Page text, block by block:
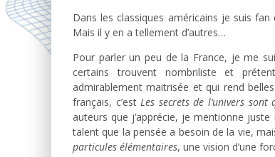
Dans les classiques américains je suis fan
Mais il y en a tellement d’autres…
Pour parler un peu de la France, je me
certains trouvent nombriliste et
admirablement maitrisée et qui rend
français, c’estLes secrets de l’univers
auteurs que j’apprécie, je mentionne
talent que la pensée a besoin de la vie,
particules élémentaires, une vision d’une